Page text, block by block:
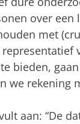
over een
met
bieden,
we rekening
aan: “De